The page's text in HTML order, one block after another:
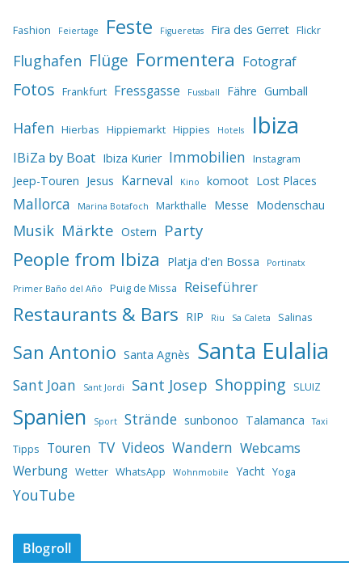
Fashion Feiertage Feste Figueretas Fira des Gerret Flickr
Flughafen Flüge Formentera Fotograf
Fotos Frankfurt Fressgasse Fussball Fähre Gumball
Hafen Hierbas Hippiemarkt Hippies Hotels Ibiza
IBiZa by Boat Ibiza Kurier Immobilien Instagram
Jeep-Touren Jesus Karneval Kino komoot Lost Places
Mallorca Marina Botafoch Markthalle Messe Modenschau
Musik Märkte Ostern Party
People from Ibiza Platja d'en Bossa Portinatx
Primer Baño del Año Puig de Missa Reiseführer
Restaurants & Bars RIP Riu Sa Caleta Salinas
San Antonio Santa Agnès Santa Eulalia
Sant Joan Sant Jordi Sant Josep Shopping SLUIZ
Spanien Sport Strände sunbonoo Talamanca Taxi
Tipps Touren TV Videos Wandern Webcams
Werbung Wetter WhatsApp Wohnmobile Yacht Yoga
YouTube
Blogroll